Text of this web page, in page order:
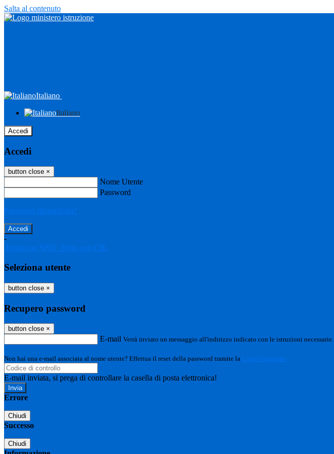
Salta al contenuto
Italiano
Italiano
Accedi
Accedi
button close ×
Nome Utente
Password
Password dimenticata?
-
Entra con SPID
Entra con CIE
Seleziona utente
button close ×
Recupero password
button close ×
E-mail Verrà inviato un messaggio all'indirizzo indicato con le istruzioni necessarie.
Non hai una e-mail associata al nome utente? Effettua il reset della password tramite la Login Spaggiari
E-mail inviata, si prega di controllare la casella di posta elettronica!
Errore
Chiudi
Successo
Chiudi